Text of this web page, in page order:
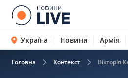
Україна Новини Армія
Головна Контекст Вікторія